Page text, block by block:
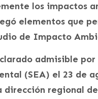
los impactos
elementos que
de Impacto
admisible
(SEA) el 23 de
dirección regional